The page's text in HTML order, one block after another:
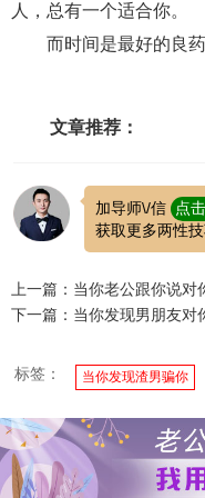
人，总有一个适合你。
而时间是最好的良药
文章推荐：
加导师\/信
点
获取更多两性
上一篇：当你老公跟你说
下一篇：当你发现男朋友对
标签： 当你发现渣男骗你